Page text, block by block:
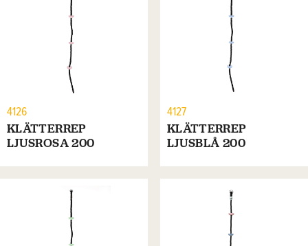
4126
KLÄTTERREP
LJUSROSA 200
4127
KLÄTTERREP
LJUSBLÅ 200